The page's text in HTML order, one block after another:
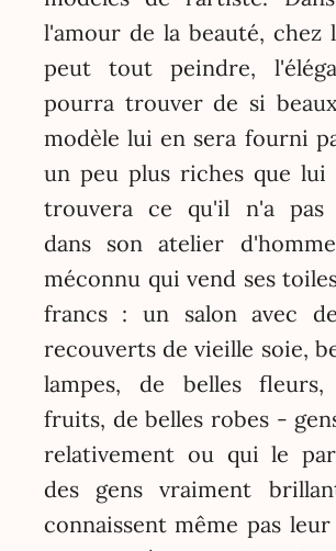
l'amour de la beauté, chez
peut tout peindre,
pourra trouver de si
modèle lui en sera fourni
un peu plus riches que
trouvera ce qu'il n'a pas
dans son atelier
méconnu qui vend ses
francs : un salon avec
recouverts de vieille soie,
lampes, de belles
fruits, de belles robes -
relativement ou qui le
des gens vraiment
connaissent même pas leur